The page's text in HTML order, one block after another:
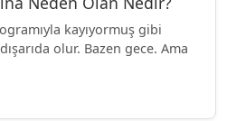
kayıyormuş gibi
olur. Bazen gece. Ama